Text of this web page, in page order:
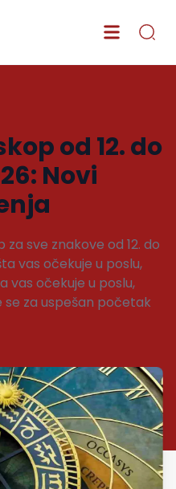
od 12. do
Novi
sve znakove od 12. do
vas očekuje u poslu,
vas očekuje u poslu,
za uspešan početak